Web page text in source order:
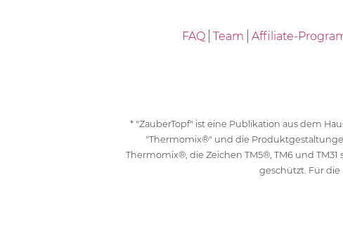
FAQ Team Affiliate-
* "ZauberTopf" ist eine Publikation aus dem
"Thermomix®" und die
Thermomix®, die Zeichen TM5®, TM6 und
geschützt. Für die